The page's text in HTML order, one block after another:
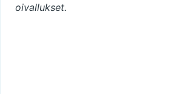
oivallukset.